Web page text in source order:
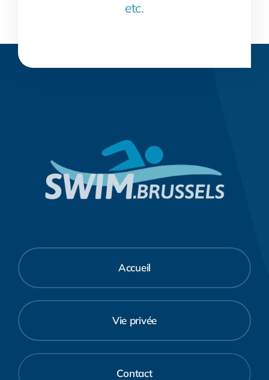
etc.
Accueil
Vie privée
Contact